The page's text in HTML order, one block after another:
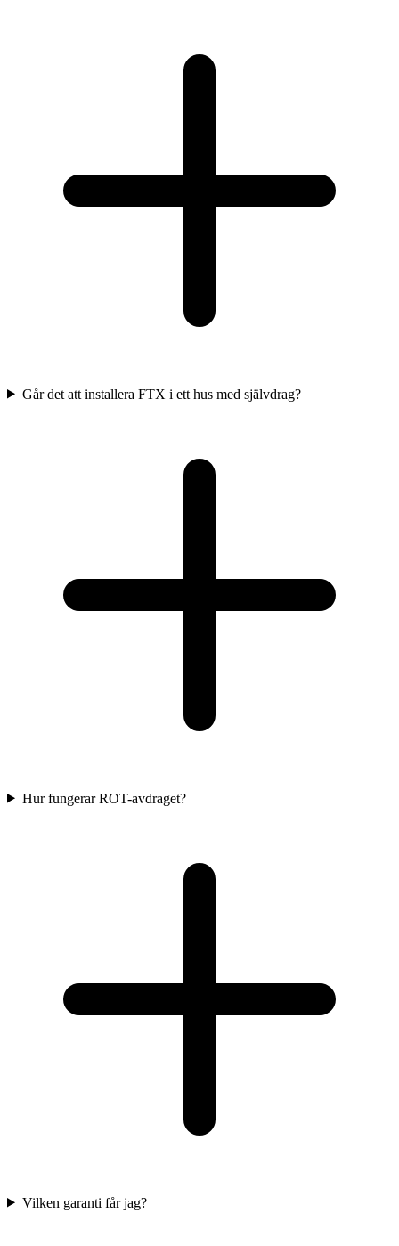
Går det att installera FTX i ett hus med självdrag?
Hur fungerar ROT-avdraget?
Vilken garanti får jag?